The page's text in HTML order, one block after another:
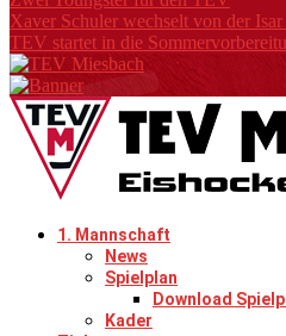
Xaver Schuler wechselt von der Isar
TEV startet in die
1. Mannschaft
News
Spielplan
Download
Kader